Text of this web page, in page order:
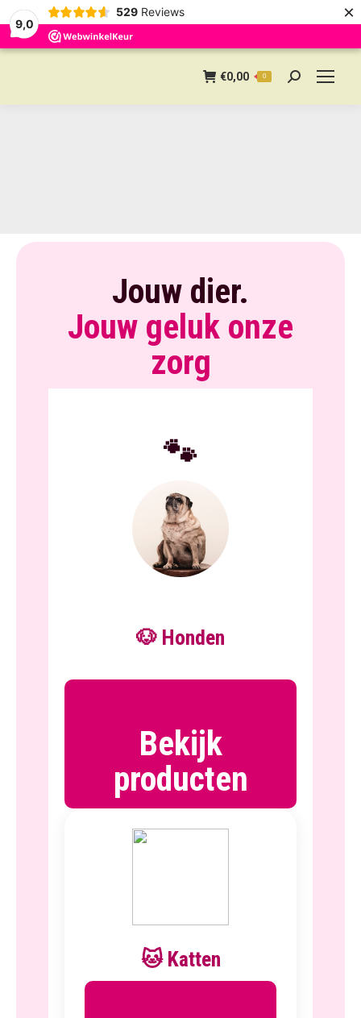
9,0
529 Reviews ×
€0,00 0 Search:
Jouw dier.
Jouw geluk onze
zorg
🐾
🐶 Honden
Bekijk
producten
🐱 Katten